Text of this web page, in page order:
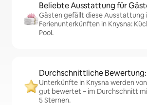
Beliebte Ausstattung für
Gästen gefällt diese Ausstattung
Ferienunterkünften in Knysna:
Pool.
Durchschnittliche Bewertung:
Unterkünfte in Knysna werden
gut bewertet – im Durchschnitt
5 Sternen.